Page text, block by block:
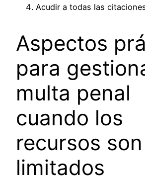
Acudir a todas las
Aspectos
para
multa penal
cuando los
recursos son
limitados